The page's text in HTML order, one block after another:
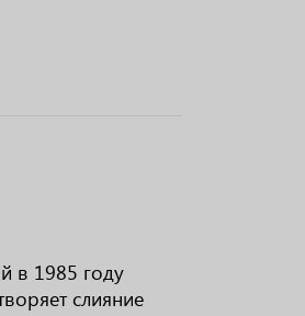
в 1985 году
слияние